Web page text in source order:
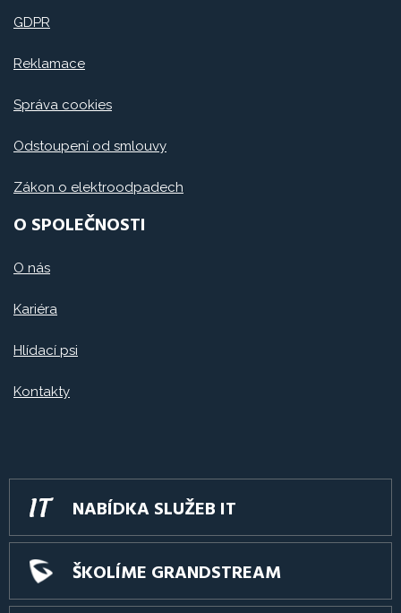
GDPR
Reklamace
Správa cookies
Odstoupení od smlouvy
Zákon o elektroodpadech
O SPOLEČNOSTI
O nás
Kariéra
Hlídací psi
Kontakty
NABÍDKA SLUŽEB IT
ŠKOLÍME GRANDSTREAM